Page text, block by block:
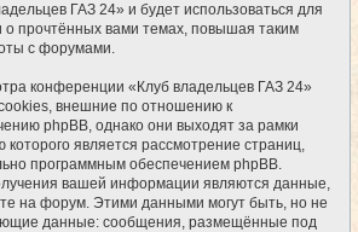
ГАЗ 24» и будет использоваться для
прочтённых вами темах, повышая таким
с форумами.
конференции «Клуб владельцев ГАЗ 24»
внешние по отношению к
phpBB, однако они выходят за рамки
которого является рассмотрение страниц,
программным обеспечением phpBB.
вашей информации являются данные,
на форум. Этими данными могут быть, но не
данные: сообщения, размещённые под